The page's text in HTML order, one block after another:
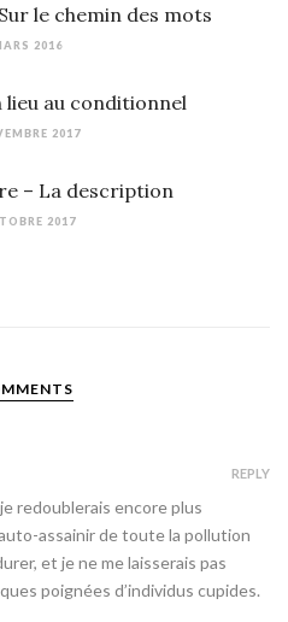
le chemin des mots
2016
lieu au conditionnel
2017
– La description
2017
redoublerais encore plus
assainir de toute la pollution
et je ne me laisserais pas
poignées d’individus cupides.
REPLY